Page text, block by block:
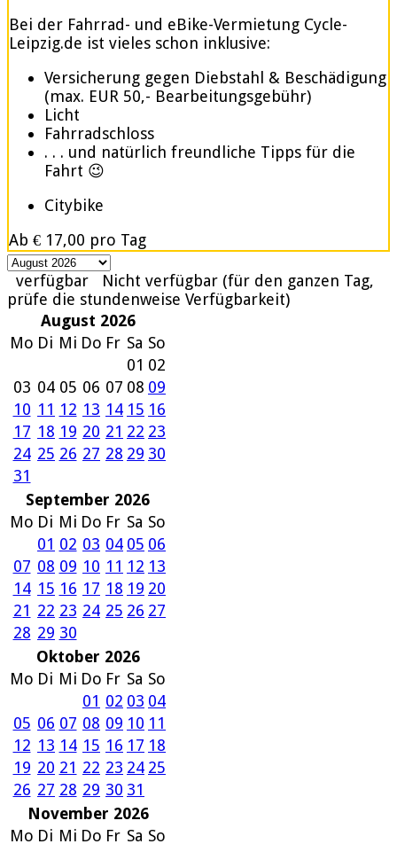
Bei der Fahrrad- und eBike-Vermietung Cycle-
Leipzig.de ist vieles schon inklusive:
Versicherung gegen Diebstahl & Beschädigung
(max. EUR 50,- Bearbeitungsgebühr)
Licht
Fahrradschloss
. . . und natürlich freundliche Tipps für die
Fahrt 😉
Citybike
Ab € 17,00 pro Tag
verfügbar
Nicht verfügbar (für den ganzen Tag,
prüfe die stundenweise Verfügbarkeit)
August 2026
Mo Di Mi Do Fr Sa So
01 02
03 04 05 06 07 08 09
10 11 12 13 14 15 16
17 18 19 20 21 22 23
24 25 26 27 28 29 30
31
September 2026
Mo Di Mi Do Fr Sa So
01 02 03 04 05 06
07 08 09 10 11 12 13
14 15 16 17 18 19 20
21 22 23 24 25 26 27
28 29 30
Oktober 2026
Mo Di Mi Do Fr Sa So
01 02 03 04
05 06 07 08 09 10 11
12 13 14 15 16 17 18
19 20 21 22 23 24 25
26 27 28 29 30 31
November 2026
Mo Di Mi Do Fr Sa So